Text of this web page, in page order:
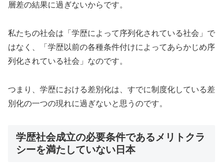
層差の結果に過ぎないからです。
私たちの社会は「学歴によって序列化されている社会」で
はなく、「学歴以前の各種条件付けによってあらかじめ序
列化されている社会」なのです。
つまり、学歴における差別化は、すでに制度化している差
別化の一つの現れに過ぎないと思うのです。
学歴社会成立の必要条件であるメリトクラ
シーを満たしていない日本